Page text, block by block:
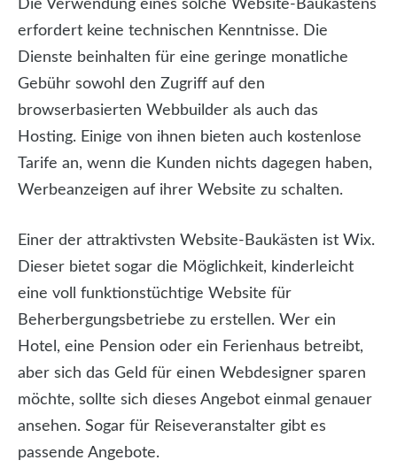
Die Verwendung eines solche Website-Baukastens
erfordert keine technischen Kenntnisse. Die
Dienste beinhalten für eine geringe monatliche
Gebühr sowohl den Zugriff auf den
browserbasierten Webbuilder als auch das
Hosting. Einige von ihnen bieten auch kostenlose
Tarife an, wenn die Kunden nichts dagegen haben,
Werbeanzeigen auf ihrer Website zu schalten.
Einer der attraktivsten Website-Baukästen ist Wix.
Dieser bietet sogar die Möglichkeit, kinderleicht
eine voll funktionstüchtige Website für
Beherbergungsbetriebe zu erstellen. Wer ein
Hotel, eine Pension oder ein Ferienhaus betreibt,
aber sich das Geld für einen Webdesigner sparen
möchte, sollte sich dieses Angebot einmal genauer
ansehen. Sogar für Reiseveranstalter gibt es
passende Angebote.